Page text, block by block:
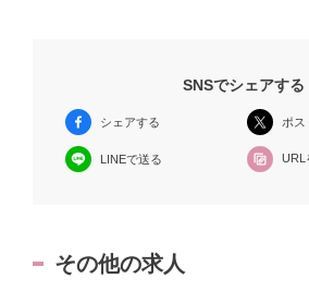
SNSでシェアする
シェアする ポス
LINEで送る URL
その他の求人